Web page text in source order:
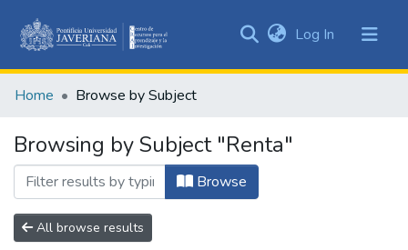
&
All of DSpace
Log In (current)
Home Browse by Subject
Browsing by Subject "Renta"
Browse
All browse results